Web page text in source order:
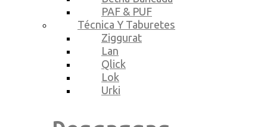
PAF & PUF
Técnica Y Taburetes
Ziggurat
Lan
Qlick
Lok
Urki